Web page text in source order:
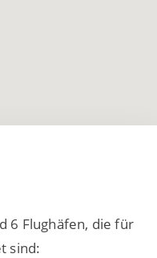
6 Flughäfen, die für
sind: